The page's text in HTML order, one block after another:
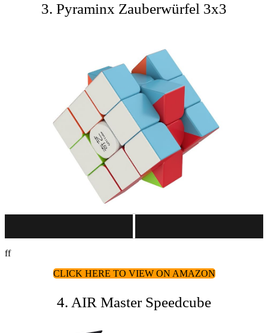
3. Pyraminx Zauberwürfel 3x3
ff
CLICK HERE TO VIEW ON AMAZON
4. AIR Master Speedcube